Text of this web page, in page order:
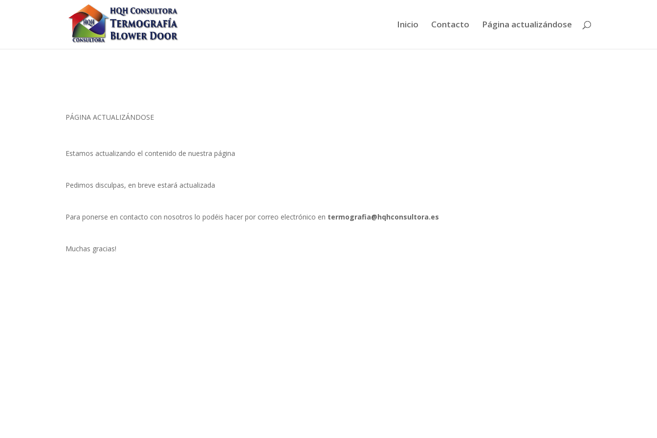
Inicio Contacto Página actualizándose
PÁGINA ACTUALIZÁNDOSE
Estamos actualizando el contenido de nuestra página
Pedimos disculpas, en breve estará actualizada
Para ponerse en contacto con nosotros lo podéis hacer por correo electrónico en termografia@hqhconsultora.es
Muchas gracias!